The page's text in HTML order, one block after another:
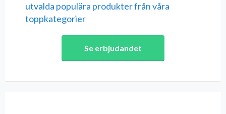
utvalda populära produkter från våra
toppkategorier
Se erbjudandet